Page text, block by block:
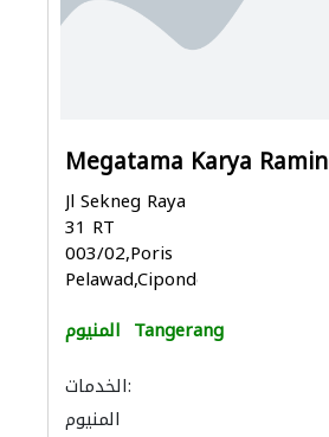
Megatama Karya
Jl Sekneg Raya
31 RT
003/02,Poris
Pelawad,Cipondoh...
المنيوم Tangerang
الخدمات:
المنيوم